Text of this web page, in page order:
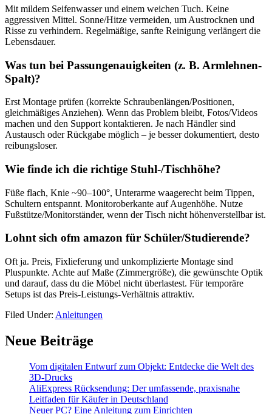
Mit mildem Seifenwasser und einem weichen Tuch. Keine
aggressiven Mittel. Sonne/Hitze vermeiden, um Austrocknen und
Risse zu verhindern. Regelmäßige, sanfte Reinigung verlängert die
Lebensdauer.
Was tun bei Passungenauigkeiten (z. B. Armlehnen-
Spalt)?
Erst Montage prüfen (korrekte Schraubenlängen/Positionen,
gleichmäßiges Anziehen). Wenn das Problem bleibt, Fotos/Videos
machen und den Support kontaktieren. Je nach Händler sind
Austausch oder Rückgabe möglich – je besser dokumentiert, desto
reibungsloser.
Wie finde ich die richtige Stuhl-/Tischhöhe?
Füße flach, Knie ~90–100°, Unterarme waagerecht beim Tippen,
Schultern entspannt. Monitoroberkante auf Augenhöhe. Nutze
Fußstütze/Monitorständer, wenn der Tisch nicht höhenverstellbar ist.
Lohnt sich ofm amazon für Schüler/Studierende?
Oft ja. Preis, Fixlieferung und unkomplizierte Montage sind
Pluspunkte. Achte auf Maße (Zimmergröße), die gewünschte Optik
und darauf, dass du die Möbel nicht überlastest. Für temporäre
Setups ist das Preis-Leistungs-Verhältnis attraktiv.
Filed Under: Anleitungen
Primary
Neue Beiträge
Vom digitalen Entwurf zum Objekt: Entdecke die Welt des
3D-Drucks
AliExpress Rücksendung: Der umfassende, praxisnahe
Leitfaden für Käufer in Deutschland
Neuer PC? Eine Anleitung zum Einrichten